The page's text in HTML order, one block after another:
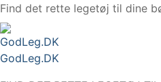
Spring
til
indhold
Find det rette legetøj til dine
GodLeg.DK